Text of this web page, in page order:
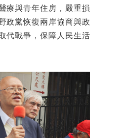
療與青年住房，嚴重損
政黨恢復兩岸協商與政
代戰爭，保障人民生活